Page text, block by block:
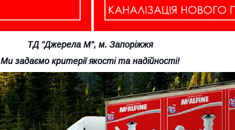
ТД "Джерела М", м. Запоріжжя
Ми задаємо критерії якості та надійності!